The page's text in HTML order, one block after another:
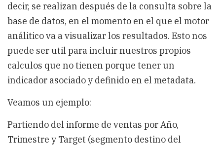
decir, se realizan después de la consulta sobre la
base de datos, en el momento en el que el motor
análitico va a visualizar los resultados. Esto nos
puede ser util para incluir nuestros propios
calculos que no tienen porque tener un
indicador asociado y definido en el metadata.
Veamos un ejemplo:
Partiendo del informe de ventas por Año,
Trimestre y Target (segmento destino del